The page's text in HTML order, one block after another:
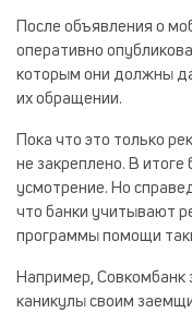
После объявления о
оперативно
которым они должны
их обращении.
Пока что это только
не закреплено. В
усмотрение. Но
что банки учитывают
программы помощи
Например, Совкомбанк
каникулы своим